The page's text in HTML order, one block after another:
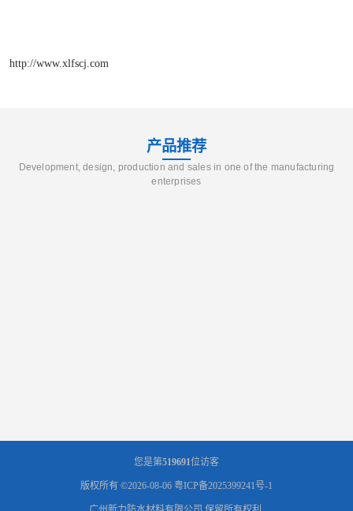
http://www.xlfscj.com
产品推荐
Development, design, production and sales in one of the manufacturing
enterprises
您是第519691位访客
版权所有 ©2026-08-06 粤ICP备2025399241号-1